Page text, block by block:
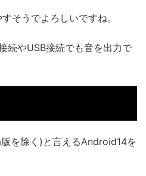
そうでよろしいですね。
続やUSB接続でも音を出力で
を除く)と言えるAndroid14を